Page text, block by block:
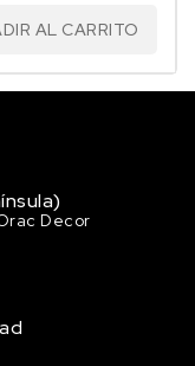
AL CARRITO
Decor